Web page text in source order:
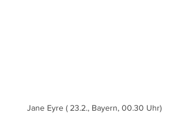
Jane Eyre ( 23.2., Bayern, 00.30 Uhr)